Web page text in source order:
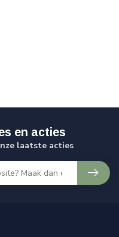
en acties
laatste acties